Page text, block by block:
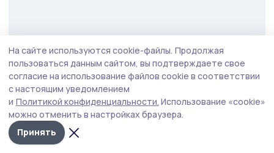
Фото: Вадим Панов
По его словам выпускники программы готовы
На сайте используются cookie-файлы. Продолжая
пользоваться данным сайтом, вы подтверждаете свое
согласие на использование файлов cookie в соответствии
с настоящим уведомлением
и Политикой конфиденциальности. Использование «cookie»
можно отменить в настройках браузера.
Принять